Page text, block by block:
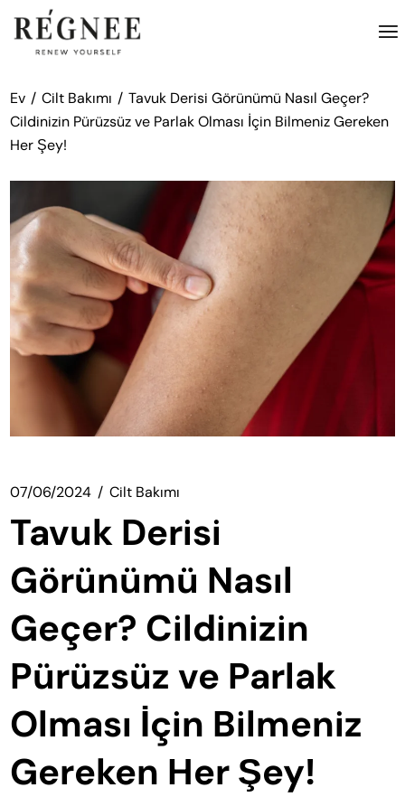
atla
Ev Cilt Bakımı
Tavuk Derisi Görünümü Nasıl Geçer?
Cildinizin Pürüzsüz ve Parlak Olması İçin Bilmeniz Gereken
Her Şey!
07/06/2024 Cilt Bakımı
Tavuk Derisi
Görünümü Nasıl
Geçer? Cildinizin
Pürüzsüz ve Parlak
Olması İçin Bilmeniz
Gereken Her Şey!